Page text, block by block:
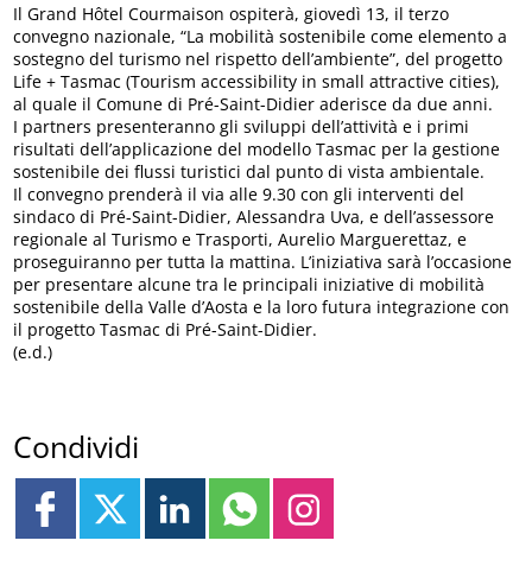
Il Grand Hôtel Courmaison ospiterà, giovedì 13, il terzo
convegno nazionale, “La mobilità sostenibile come elemento a
sostegno del turismo nel rispetto dell’ambiente”, del progetto
Life + Tasmac (Tourism accessibility in small attractive cities),
al quale il Comune di Pré-Saint-Didier aderisce da due anni.
I partners presenteranno gli sviluppi dell’attività e i primi
risultati dell’applicazione del modello Tasmac per la gestione
sostenibile dei flussi turistici dal punto di vista ambientale.
Il convegno prenderà il via alle 9.30 con gli interventi del
sindaco di Pré-Saint-Didier, Alessandra Uva, e dell’assessore
regionale al Turismo e Trasporti, Aurelio Marguerettaz, e
proseguiranno per tutta la mattina. L’iniziativa sarà l’occasione
per presentare alcune tra le principali iniziative di mobilità
sostenibile della Valle d’Aosta e la loro futura integrazione con
il progetto Tasmac di Pré-Saint-Didier.
(e.d.)
Condividi